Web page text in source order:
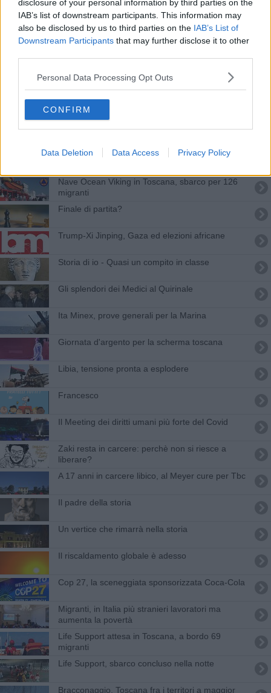
disclosure of your personal information by third parties on the
IAB’s list of downstream participants. This information may
also be disclosed by us to third parties on the IAB’s List of
Downstream Participants that may further disclose it to other
Personal Data Processing Opt Outs
CONFIRM
Data Deletion Data Access Privacy Policy
Memoriale di Auschwitz
Mutilazioni genitali femminili, consultori dedicati in
ogni Asl
Agricoltura, il bio da fuori Ue minaccia la Toscana
Minori non accompagnati, in Toscana 46 nuovi
tutori
Antico volume trafugato torna in biblioteca 30
anni dopo
Bimbi palestinesi al Meyer per le cure
Riarmo europeo, Macron, Zelensky, Israele-
Nave Ocean Viking in Toscana, sbarco per 126
migranti
​Finale di partita?
Trump-Xi Jinping, Gaza ed elezioni africane
Storia di io - Quasi un compito in classe
​Gli splendori dei Medici al Quirinale
Ita Minex, prove generali per la Marina
Giornata d'argento per la scherma toscana
Libia, tensione pronta a esplodere
Francesco
Il Meeting dei diritti umani più forte del Covid
Zaki resta in carcere: perchè non si riesce a
liberare?
A 17 anni in carcere libico, al Meyer cure per Tbc
Il padre della storia
Un vertice che rimarrà nella storia
Il riscaldamento globale è adesso
​Cop 27, la sceneggiata sponsorizzata Coca-Cola
Migranti, in Italia più stranieri lavoratori ma
aumenta la povertà
Life Support attesa in Toscana, a bordo 69
migranti
Life Support, sbarco concluso nella notte
Bracconaggio, Toscana fra i territori a maggior